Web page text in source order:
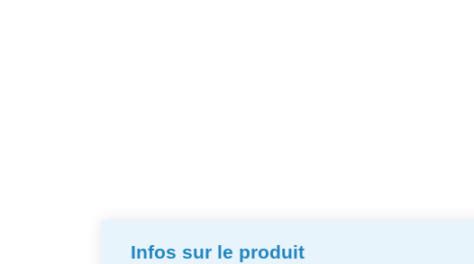
Infos sur le produit